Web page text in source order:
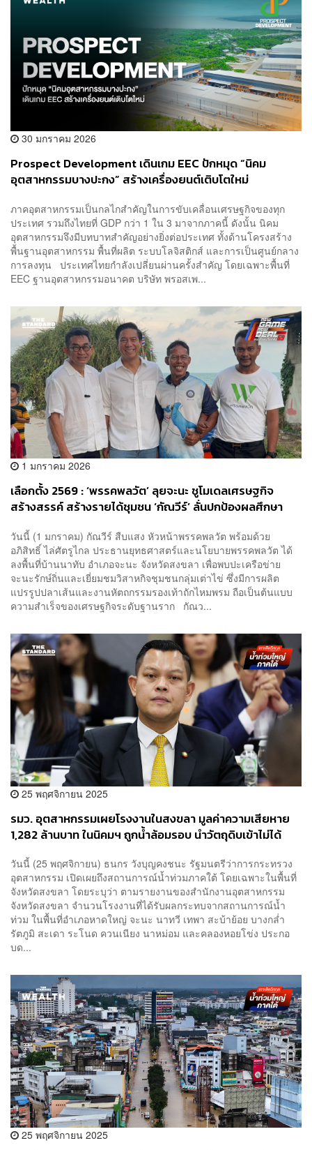
30 มกราคม 2026
Prospect Development เดินเกม EEC ปักหมุด “นิคม
อุตสาหกรรมบางปะกง” สร้างเครื่องยนต์เติบโตใหม่
ภาคอุตสาหกรรมเป็นกลไกสำคัญในการขับเคลื่อนเศรษฐกิจของทุก
ประเทศ รวมถึงไทยที่ GDP กว่า 1 ใน 3 มาจากภาคนี้ ดังนั้น นิคม
อุตสาหกรรมจึงมีบทบาทสำคัญอย่างยิ่งต่อประเทศ ทั้งด้านโครงสร้าง
พื้นฐานอุตสาหกรรม พื้นที่ผลิต ระบบโลจิสติกส์ และการเป็นศูนย์กลาง
การลงทุน ประเทศไทยกำลังเปลี่ยนผ่านครั้งสำคัญ โดยเฉพาะพื้นที่
EEC ฐานอุตสาหกรรมอนาคต บริษัท พรอสเพ...
1 มกราคม 2026
เลือกตั้ง 2569 : ‘พรรคพลวัต’ ลุยจะนะ ชูโมเดลเศรษฐกิจ
สร้างสรรค์ สร้างรายได้ชุมชน ‘กัณวีร์’ ลั่นปกป้องผลศึกษา
วันนี้ (1 มกราคม) กัณวีร์ สืบแสง หัวหน้าพรรคพลวัต พร้อมด้วย
อภิสิทธิ์ ไล่ศัตรูไกล ประธานยุทธศาสตร์และนโยบายพรรคพลวัต ได้
ลงพื้นที่บ้านนาทับ อำเภอจะนะ จังหวัดสงขลา เพื่อพบปะเครือข่าย
จะนะรักษ์ถิ่นและเยี่ยมชมวิสาหกิจชุมชนกลุ่มเต่าไข่ ซึ่งมีการผลิต
แปรรูปปลาเส้นและงานหัตถกรรมรองเท้าถักไหมพรม ถือเป็นต้นแบบ
ความสำเร็จของเศรษฐกิจระดับฐานราก กัณว...
25 พฤศจิกายน 2025
รมว. อุตสาหกรรมเผยโรงงานในสงขลา มูลค่าความเสียหาย
1,282 ล้านบาท ในนิคมฯ ถูกน้ำล้อมรอบ นำวัตถุดิบเข้าไม่ได้
วันนี้ (25 พฤศจิกายน) ธนกร วังบุญคงชนะ รัฐมนตรีว่าการกระทรวง
อุตสาหกรรม เปิดเผยถึงสถานการณ์น้ำท่วมภาคใต้ โดยเฉพาะในพื้นที่
จังหวัดสงขลา โดยระบุว่า ตามรายงานของสำนักงานอุตสาหกรรม
จังหวัดสงขลา จำนวนโรงงานที่ได้รับผลกระทบจากสถานการณ์น้ำ
ท่วม ในพื้นที่อำเภอหาดใหญ่ จะนะ นาทวี เทพา สะบ้าย้อย บางกล่ำ
รัตภูมิ สะเดา ระโนด ควนเนียง นาหม่อม และคลองหอยโข่ง ประกอ
บด...
25 พฤศจิกายน 2025